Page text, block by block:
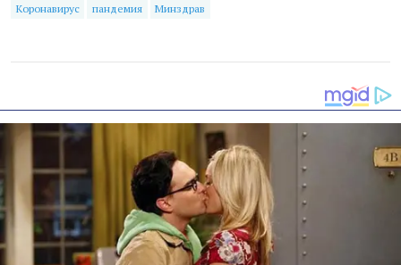
Коронавирус пандемия Минздрав